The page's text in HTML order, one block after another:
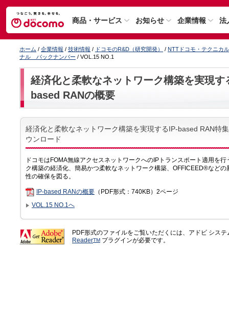
商品・サービス お知らせ 企業情報 法
ホーム / 企業情報 / 技術情報 / ドコモのR&D（研究開発） / NTTドコモ・テクニカ
ナル バックナンバー / VOL.15 NO.1
経済化と柔軟なネットワーク構築を実現
based RANの概要
経済化と柔軟なネットワーク構築を実現するIP-based RAN
ウンロード
ドコモはFOMA無線アクセスネットワークへのIPトランスポート適用を
ク構築の経済化、簡易かつ柔軟なネットワーク構築、OFFICEED®など
性の確保を図る。
IP-based RANの概要 （PDF形式：740KB）2ページ
VOL.15 NO.1へ
PDF形式のファイルをご覧いただくには、アドビ シス
ReaderTM プラグインが必要です。